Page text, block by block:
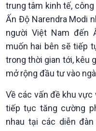
Tin Văn hoá & Du lịch
Chát với người nổi tiếng
Câu chuyện Thể thao
trung tâm kinh tế,
Ấn Độ Narendra Modi
người Việt Nam đến
muốn hai bên sẽ tiếp
trong thời gian tới, kêu
mở rộng đầu tư vào
Về các vấn đề khu vực
tiếp tục tăng cường
nhau tại các diễn